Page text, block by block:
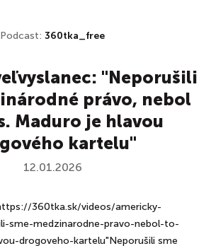
Podcast: 360tka_free
"Neporušili
právo, nebol
Maduro je hlavou
kartelu"
12.01.2026
360tka.sk/videos/americky-
sme-medzinarodne-pravo-nebol-to-
drogoveho-kartelu"Neporušili sme